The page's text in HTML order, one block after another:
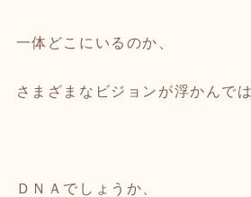
一体どこにいるのか、
さまざまなビジョンが浮かんで
ＤＮＡでしょうか、